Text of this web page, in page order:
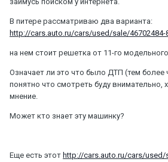
В питере рассматриваю два варианта:
http://cars.auto.ru/cars/used/sale/46702484-
на нем стоит решетка от 11-го
Означает ли это что было ДТП (тем более
понятно что смотреть буду
мнение.
Может кто знает эту машинку?
Еще есть этот http://cars.auto.ru/cars/used/